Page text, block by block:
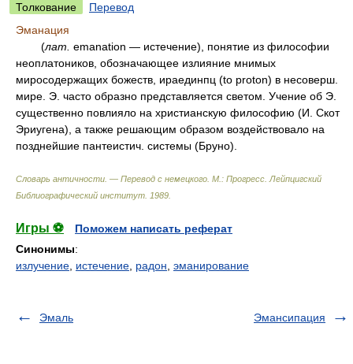
Толкование
Перевод
Эманация
(лат. emanation — истечение), понятие из философии
неоплатоников, обозначающее излияние мнимых
миросодержащих божеств, ираединпц (to proton) в несоверш.
мире. Э. часто образно представляется светом. Учение об Э.
существенно повлияло на христианскую философию (И. Скот
Эриугена), а также решающим образом воздействовало на
позднейшие пантеистич. системы (Бруно).
Словарь античности. — Перевод с немецкого. М.: Прогресс Лейпцигский
Библиографический институт 1989
Игры ⚽
Поможем написать реферат
Синонимы:
излучение истечение радон эманирование
Эмаль Эмансипация